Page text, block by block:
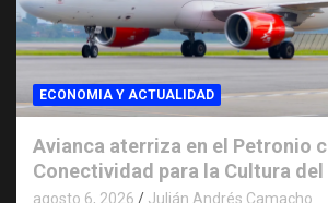
ECONOMIA Y ACTUALIDAD
Avianca aterriza en el Petronio
Conectividad para la Cultura
agosto 6, 2026 Julián Andrés Camacho